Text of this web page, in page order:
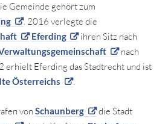
Gemeinde gehört zum
. 2016 verlegte die
Eferding
ihren Sitz nach
nach
erhielt Eferding das Stadtrecht und ist
Österreichs .
von Schaunberg
die Stadt